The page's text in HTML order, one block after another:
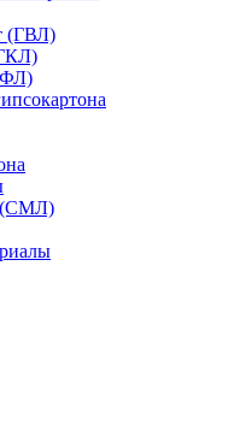
(ГВЛ)
(СМЛ)